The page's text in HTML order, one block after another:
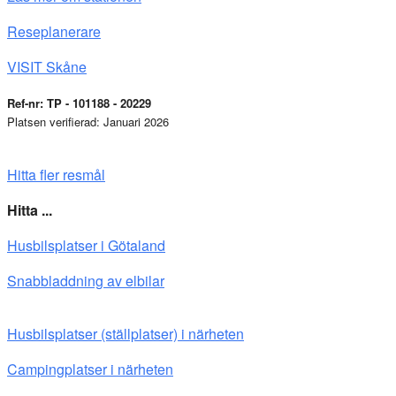
Reseplanerare
VISIT Skåne
Ref-nr: TP - 101188 - 20229
Platsen verifierad: Januari 2026
Hitta fler resmål
Hitta ...
Husbilsplatser i Götaland
Snabbladdning av elbilar
Husbilsplatser (ställplatser) i närheten
Campingplatser i närheten